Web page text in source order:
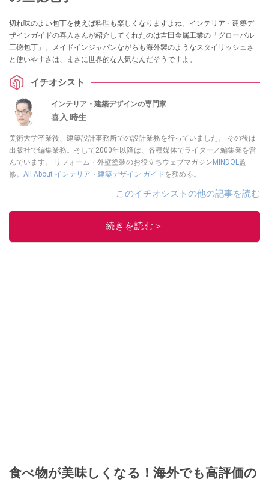
切れ味のよい包丁を使えば料理も楽しくなりますよね。インテリア・建築デ
ザインガイドの喜入さんが紹介してくれたのは吉田金属工業の「グローバル
三徳包丁」。メイドインジャパンながらも海外製のようなスタイリッシュさ
と使いやすさは、まさに世界的な人気なんだそうですよ。
イチオシスト
インテリア・建築デザインの専門家
喜入 時生
美術大学卒業後、建築設計事務所での設計業務を行っていました。 その後は
出版社で編集業務。そして2000年以降は、各種媒体でライター／編集業を営
んでいます。 リフォーム・外壁塗装のお役立ちウェブマガジン MINDOL監
修。 All About インテリア・建築デザイン ガイドを務める。
このイチオシストの他の記事を読む
続きを読む＞
食べ物が美味しくなる！海外でも高評価の